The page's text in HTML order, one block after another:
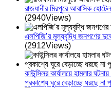
রাজধানীর মিরপুরে আবাসিক
(2940Views)
এলপিজি’র মূল্যবৃদ্ধি জনগণের
(2912Views)
কাউন্সিলর কার্যালয়ে হামলার
প্রকাশ্যে ঘুরে বেড়াচ্ছে ধরছে না